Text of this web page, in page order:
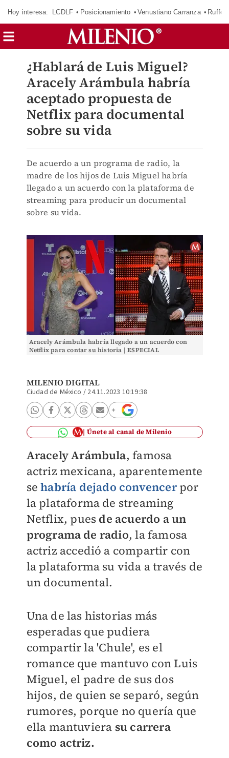
Hoy interesa: LCDLF Posicionamiento Venustiano Carranza Ruffo
¿Hablará de Luis Miguel?
Aracely Arámbula habría
aceptado propuesta de
Netflix para documental
sobre su vida
De acuerdo a un programa de radio, la
madre de los hijos de Luis Miguel habría
llegado a un acuerdo con la plataforma de
streaming para producir un documental
sobre su vida.
Aracely Arámbula habría llegado a un acuerdo con
Netflix para contar su historia | ESPECIAL
MILENIO DIGITAL
Ciudad de México / 24.11.2023 10:19:38
Únete al canal de Milenio
Aracely Arámbula, famosa
actriz mexicana, aparentemente
sehabría dejado convencerpor
la plataforma de streaming
Netflix, pues de acuerdo a un
programa de radio, la famosa
actriz accedió a compartir con
la plataforma su vida a través de
un documental.
Una de las historias más
esperadas que pudiera
compartir la 'Chule', es el
romance que mantuvo con Luis
Miguel, el padre de sus dos
hijos, de quien se separó, según
rumores, porque no quería que
ella mantuviera su carrera
como actriz.